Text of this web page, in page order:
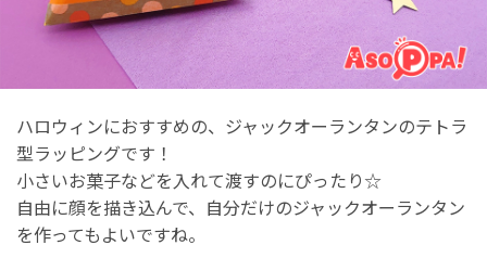
ハロウィンにおすすめの、ジャックオーランタンのテトラ
型ラッピングです！
小さいお菓子などを入れて渡すのにぴったり☆
自由に顔を描き込んで、自分だけのジャックオーランタン
を作ってもよいですね。